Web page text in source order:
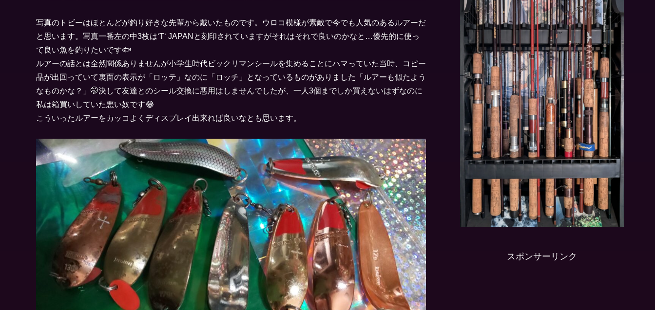
写真のトビーはほとんどが釣り好きな先輩から戴いたものです。ウロコ模様が素敵で今でも人気のあるルアーだ
と思います。写真一番左の中3枚は‘T‘ JAPANと刻印されていますがそれはそれで良いのかなと…優先的に使っ
て良い魚を釣りたいです🐟
ルアーの話とは全然関係ありませんが小学生時代ビックリマンシールを集めることにハマっていた当時、コピー
品が出回っていて裏面の表示が「ロッテ」なのに「ロッチ」となっているものがありました「ルアーも似たよう
なものかな？」🤭決して友達とのシール交換に悪用はしませんでしたが、一人3個までしか買えないはずなのに
私は箱買いしていた悪い奴です😂
こういったルアーをカッコよくディスプレイ出来れば良いなとも思います。
スポンサーリンク